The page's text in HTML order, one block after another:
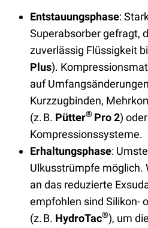
Entstauungsphase:
Superabsorber gefragt,
zuverlässig Flüssigkeit
Plus).
auf
Kurzzugbinden,
(z. B. Pütter® Pro 2)
Kompressionssysteme.
Erhaltungsphase:
Ulkusstrümpfe möglich.
an das reduzierte
empfohlen sind Silikon-
(z. B. HydroTac®), um